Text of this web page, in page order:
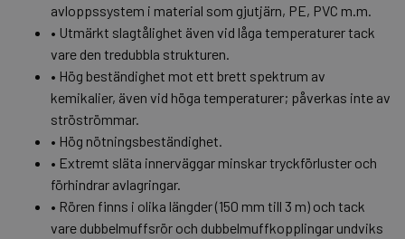
avloppssystem i material som gjutjärn, PE, PVC m.m.
• Utmärkt slagtålighet även vid låga temperaturer tack
vare den tredubbla strukturen.
• Hög beständighet mot ett brett spektrum av
kemikalier, även vid höga temperaturer; påverkas inte av
ströströmmar.
• Hög nötningsbeständighet.
• Extremt släta innerväggar minskar tryckförluster och
förhindrar avlagringar.
• Rören finns i olika längder (150 mm till 3 m) och tack
vare dubbelmuffsrör och dubbelmuffkopplingar undviks